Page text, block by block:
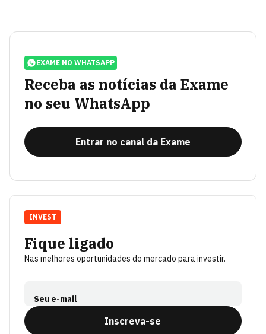
EXAME NO WHATSAPP
Receba as notícias da Exame
no seu WhatsApp
Entrar no canal da Exame
Fique ligado
Nas melhores oportunidades do mercado para investir.
Seu e-mail
Inscreva-se
INVEST